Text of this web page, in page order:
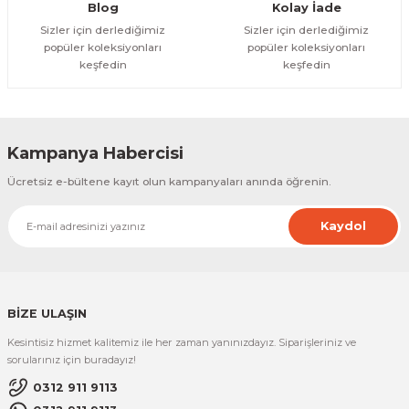
Blog
Sizler için derlediğimiz
popüler koleksiyonları
keşfedin
Kolay İade
Sizler için derlediğimiz
popüler koleksiyonları
keşfedin
Kampanya Habercisi
Ücretsiz e-bültene kayıt olun kampanyaları anında öğrenin.
Kaydol
BİZE ULAŞIN
Kesintisiz hizmet kalitemiz ile her zaman yanınızdayız. Siparişleriniz ve
sorularınız için buradayız!
0312 911 9113